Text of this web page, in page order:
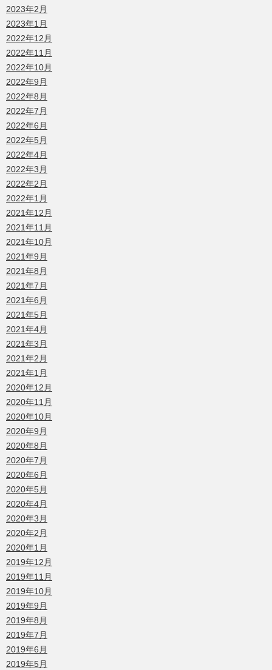
2023年2月
2023年1月
2022年12月
2022年11月
2022年10月
2022年9月
2022年8月
2022年7月
2022年6月
2022年5月
2022年4月
2022年3月
2022年2月
2022年1月
2021年12月
2021年11月
2021年10月
2021年9月
2021年8月
2021年7月
2021年6月
2021年5月
2021年4月
2021年3月
2021年2月
2021年1月
2020年12月
2020年11月
2020年10月
2020年9月
2020年8月
2020年7月
2020年6月
2020年5月
2020年4月
2020年3月
2020年2月
2020年1月
2019年12月
2019年11月
2019年10月
2019年9月
2019年8月
2019年7月
2019年6月
2019年5月